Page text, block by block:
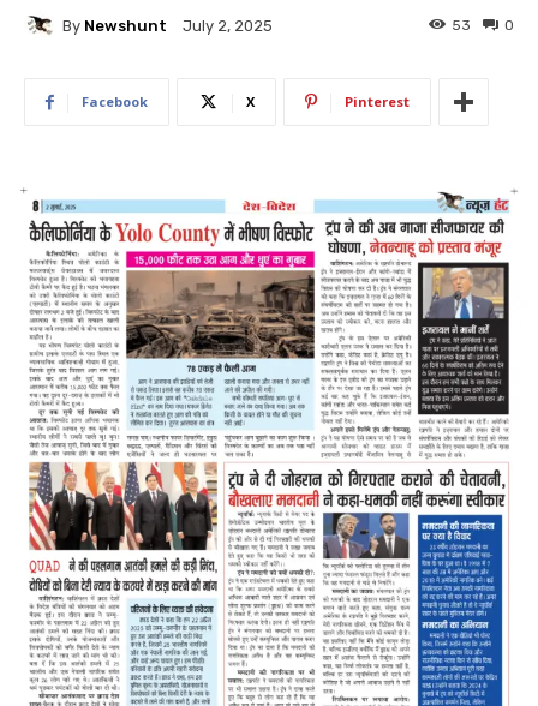
By Newshunt July 2, 2025 0
53
Facebook X Pinterest